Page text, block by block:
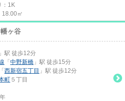
：1K
18.00㎡
ヶ谷
」駅 徒歩12分
「 中野新橋 」駅 徒歩15分
「 西新宿五丁目 」駅 徒歩12分
町 ５丁目